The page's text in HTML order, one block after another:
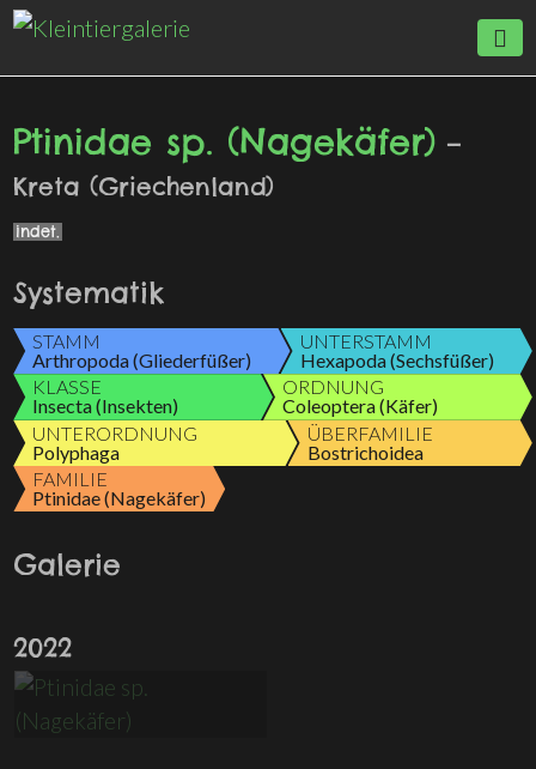
Ptinidae sp. (Nagekäfer) —
Kreta (Griechenland)
indet.
Systematik
STAMM
Arthropoda (Gliederfüßer)
UNTERSTAMM
Hexapoda (Sechsfüßer)
KLASSE
Insecta (Insekten)
ORDNUNG
Coleoptera (Käfer)
UNTERORDNUNG
Polyphaga
ÜBERFAMILIE
Bostrichoidea
FAMILIE
Ptinidae (Nagekäfer)
Galerie
2022